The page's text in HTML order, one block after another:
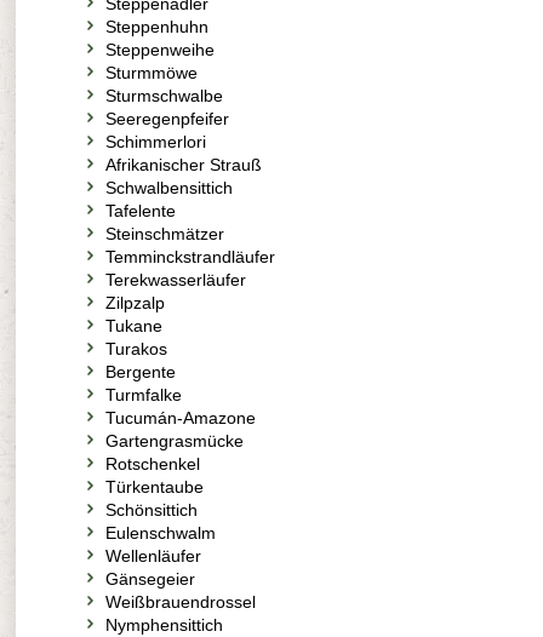
Steppenhuhn
Steppenweihe
Sturmmöwe
Sturmschwalbe
Seeregenpfeifer
Schimmerlori
Afrikanischer Strauß
Schwalbensittich
Tafelente
Steinschmätzer
Temminckstrandläufer
Terekwasserläufer
Zilpzalp
Tukane
Turakos
Bergente
Turmfalke
Tucumán-Amazone
Gartengrasmücke
Rotschenkel
Türkentaube
Schönsittich
Eulenschwalm
Wellenläufer
Gänsegeier
Weißbrauendrossel
Nymphensittich